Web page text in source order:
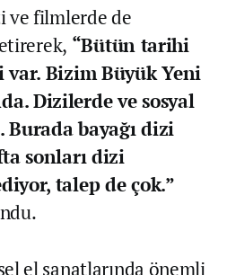
ve filmlerde de
“Bütün tarihi
Bizim Büyük Yeni
Dizilerde ve sosyal
Burada bayağı dizi
sonları dizi
talep de çok.”
el sanatlarında önemli